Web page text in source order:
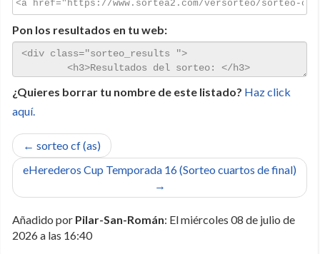
Pon los resultados en tu web:
¿Quieres borrar tu nombre de este listado? Haz click
aquí.
← sorteo cf (as)
eHerederos Cup Temporada 16 (Sorteo cuartos de final)
→
Añadido por Pilar-San-Román: El miércoles 08 de julio de
2026 a las 16:40